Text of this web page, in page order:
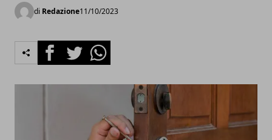
di Redazione11/10/2023
FacebookTwitterWhatsapp